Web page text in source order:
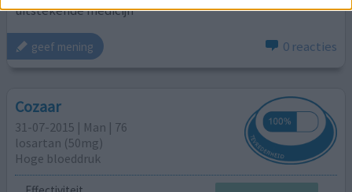
uitstekende medicijn
geef mening 0 reacties
Cozaar
31-07-2015 | Man | 76
losartan (50mg)
Hoge bloeddruk